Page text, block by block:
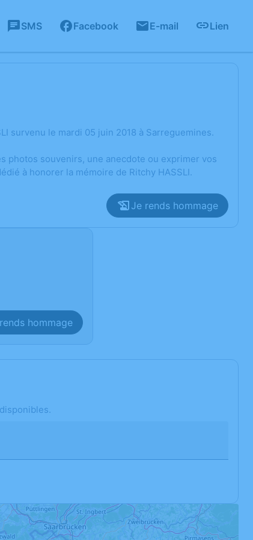
SMS Facebook E-mail Lien
survenu le mardi 05 juin 2018 à Sarreguemines.
photos souvenirs, une anecdote ou exprimer vos
à honorer la mémoire de Ritchy HASSLI.
Je rends hommage
hommage